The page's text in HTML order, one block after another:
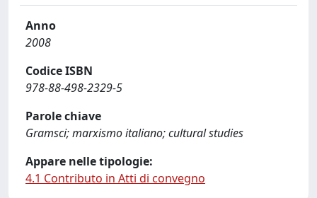
Anno
2008
Codice ISBN
978-88-498-2329-5
Parole chiave
Gramsci; marxismo italiano; cultural studies
Appare nelle tipologie:
4.1 Contributo in Atti di convegno